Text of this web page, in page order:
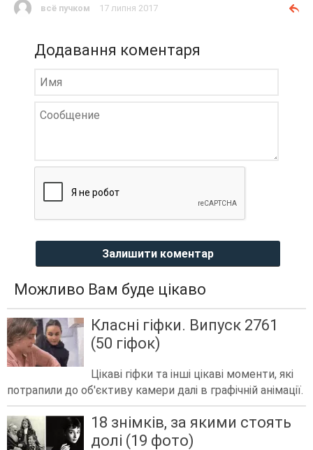
всё пучком 17 липня 2017
Додавання коментаря
Залишити коментар
Можливо Вам буде цікаво
Класні гіфки. Випуск 2761
(50 гіфок)
Цікаві гіфки та інші цікаві моменти, які
потрапили до об'єктиву камери далі в графічній анімації.
18 знімків, за якими стоять
долі (19 фото)